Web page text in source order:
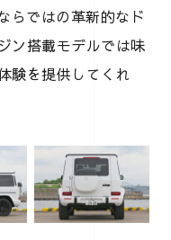
らではの革新的なド
ン搭載モデルでは味
験を提供してくれ